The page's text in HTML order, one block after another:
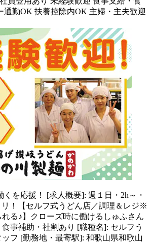
通勤OK 扶養控除内OK 主婦・主夫歓迎
くを応援！ [求人概要]: 週１日・2h～・
！【セルフ式うどん店／調理＆レジ※
る♪】クローズ時に働けるしゅふさん
事補助・社割あり [職種名]: セルフう
フ [勤務地・最寄駅]: 和歌山県和歌山